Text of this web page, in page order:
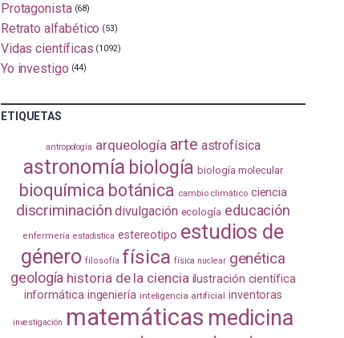
Protagonista (68)
Retrato alfabético (53)
Vidas científicas (1092)
Yo investigo (44)
ETIQUETAS
antropología arqueología arte astrofísica
astronomía biología biología molecular
bioquímica botánica cambio climático ciencia
discriminación divulgación ecología educación
enfermería estadistica estereotipo estudios de
género filosofía física física nuclear genética
geología historia de la ciencia ilustración científica
informática ingeniería inteligencia artificial inventoras
investigación matemáticas medicina